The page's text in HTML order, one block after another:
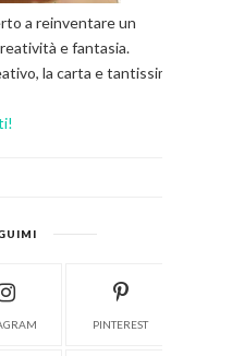
a reinventare un
e fantasia.
la carta e tantissimi
PINTEREST